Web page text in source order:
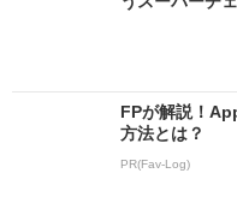
FPが解説！
方法とは？
PR(Fav-Log)